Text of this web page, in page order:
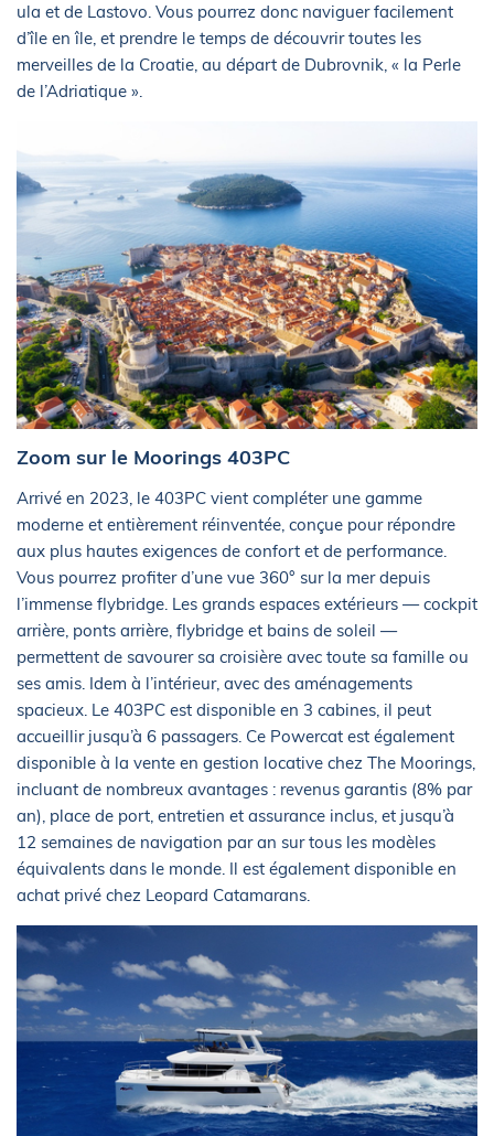
ula et de Lastovo. Vous pourrez donc naviguer facilement
d’île en île, et prendre le temps de découvrir toutes les
merveilles de la Croatie, au départ de Dubrovnik, « la Perle
de l’Adriatique ».
Zoom sur le Moorings 403PC
Arrivé en 2023, le 403PC vient compléter une gamme
moderne et entièrement réinventée, conçue pour répondre
aux plus hautes exigences de confort et de performance.
Vous pourrez profiter d’une vue 360° sur la mer depuis
l’immense flybridge. Les grands espaces extérieurs — cockpit
arrière, ponts arrière, flybridge et bains de soleil —
permettent de savourer sa croisière avec toute sa famille ou
ses amis. Idem à l’intérieur, avec des aménagements
spacieux. Le 403PC est disponible en 3 cabines, il peut
accueillir jusqu’à 6 passagers. Ce Powercat est également
disponible à la vente en gestion locative chez The Moorings,
incluant de nombreux avantages : revenus garantis (8% par
an), place de port, entretien et assurance inclus, et jusqu’à
12 semaines de navigation par an sur tous les modèles
équivalents dans le monde. Il est également disponible en
achat privé chez Leopard Catamarans.